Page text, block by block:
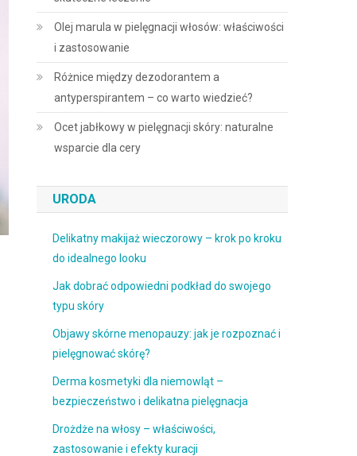
Olej marula w pielęgnacji włosów: właściwości
i zastosowanie
Różnice między dezodorantem a
antyperspirantem – co warto wiedzieć?
Ocet jabłkowy w pielęgnacji skóry: naturalne
wsparcie dla cery
URODA
Delikatny makijaż wieczorowy – krok po kroku
do idealnego looku
Jak dobrać odpowiedni podkład do swojego
typu skóry
Objawy skórne menopauzy: jak je rozpoznać i
pielęgnować skórę?
Derma kosmetyki dla niemowląt –
bezpieczeństwo i delikatna pielęgnacja
Drożdże na włosy – właściwości,
zastosowanie i efekty kuracji